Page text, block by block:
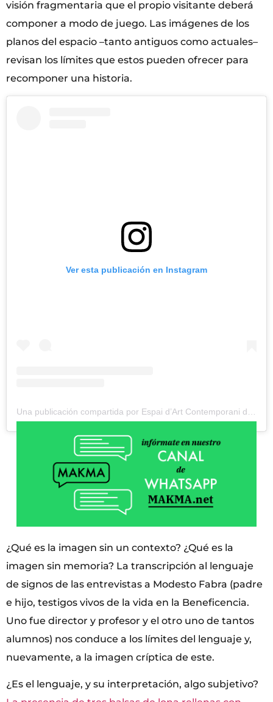
visión fragmentaria que el propio visitante deberá
componer a modo de juego. Las imágenes de los
planos del espacio –tanto antiguos como actuales–
revisan los límites que estos pueden ofrecer para
recomponer una historia.
Ver esta publicación en Instagram
¿Qué es la imagen sin un contexto? ¿Qué es la
imagen sin memoria? La transcripción al lenguaje
de signos de las entrevistas a Modesto Fabra (padre
e hijo, testigos vivos de la vida en la Beneficencia.
Uno fue director y profesor y el otro uno de tantos
alumnos) nos conduce a los límites del lenguaje y,
nuevamente, a la imagen críptica de este.
¿Es el lenguaje, y su interpretación, algo subjetivo?